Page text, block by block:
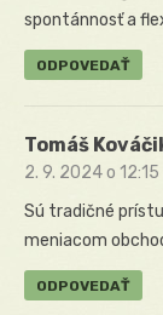
spontánnosť a
ODPOVEDAŤ
Tomáš
2. 9. 2024 o 12:15
Sú tradičné
meniacom
ODPOVEDAŤ